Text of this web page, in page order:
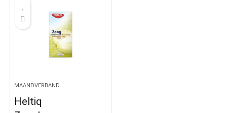
MAANDVERBAND
Heltiq